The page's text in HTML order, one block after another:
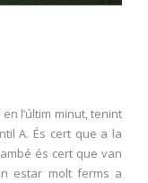
l’últim minut, tenint
A. És cert que a la
és cert que van
estar molt ferms a